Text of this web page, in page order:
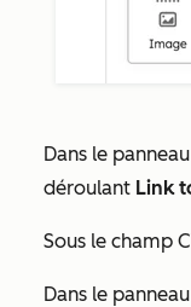
Dans le
déroulant Link
Sous le champ
Dans le